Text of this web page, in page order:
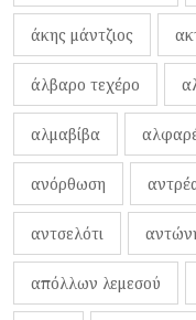
άκης μάντζιος
άλβαρο τεχέρο
αλμαβίβα
ανόρθωση
αντσελότι
απόλλων λεμεσού